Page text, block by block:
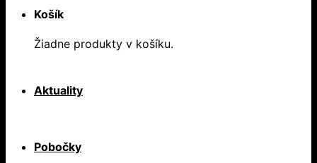
Košík
Žiadne produkty v košíku.
Aktuality
Pobočky